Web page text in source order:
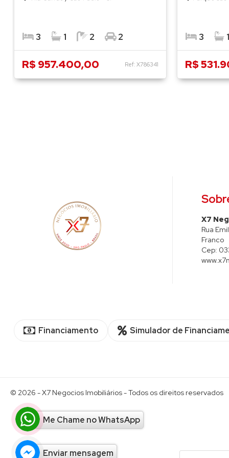
Ref: X786341
R$ 957.400,00
3 1 2 2
R$
3 1
X7
Rua
Franco
Cep:
Financiamento Simulador de
© 2026 -X7 Negocios Imobiliários- Todos os direitos reservados
Enviar mensagem
Me Chame no WhatsApp